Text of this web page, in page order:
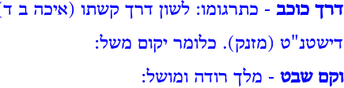
דרך כוכב - כתרגומו: לשון דרך קשתו (איכה ב
דישטנ"ט (מזנק). כלומר יקום משל:
וקם שבט - מלך רודה ומושל: